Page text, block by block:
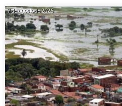
7 de agosto de 2026